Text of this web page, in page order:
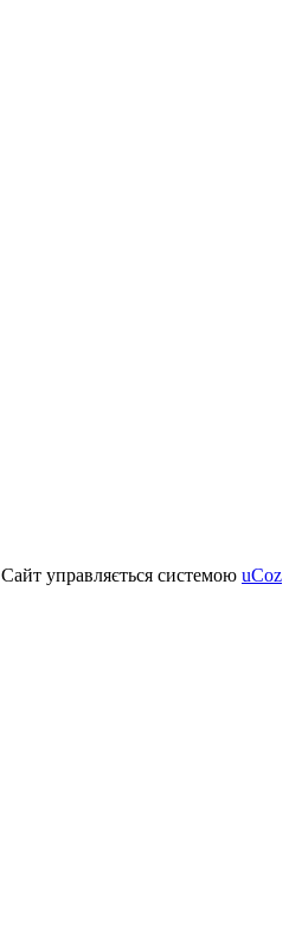
Сайт управляється системою uCoz